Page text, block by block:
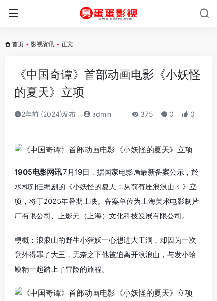
首页 • 影视资讯 • 正文
《中国奇谭》首部动画电影《小妖怪
的夏天》立项
2年前 (2024)发布 admin 375 0 0
1905电影网讯7月19日，据国家电影局最新备案公示，於
水和刘佳编剧的《小妖怪的夏天：从前有座浪浪山
》立
项，将于2025年暑期上映。备案单位为上海美术电影制片
厂有限公司、上影元（上海）文化科技发展有限公司。
梗概：浪浪山的野生小猪妖一心想进大王洞，却因为一次
意外得罪了大王，无奈之下他被迫离开浪浪山，与发小蛤
蟆精一起踏上了冒险的旅程。